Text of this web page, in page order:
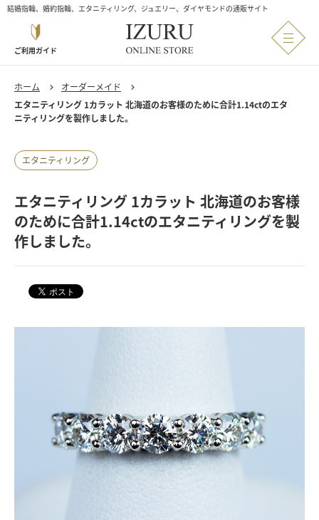
結婚指輪、婚約指輪、エタニティリング、ジュエリー、ダイヤモンドの通販サイト
ご利用ガイド
ホーム
オーダーメイド
エタニティリング 1カラット 北海道のお客様のために合計1.14ctのエタ
ニティリングを製作しました。
エタニティリング
エタニティリング 1カラット 北海道のお客様
のために合計1.14ctのエタニティリングを製
作しました。